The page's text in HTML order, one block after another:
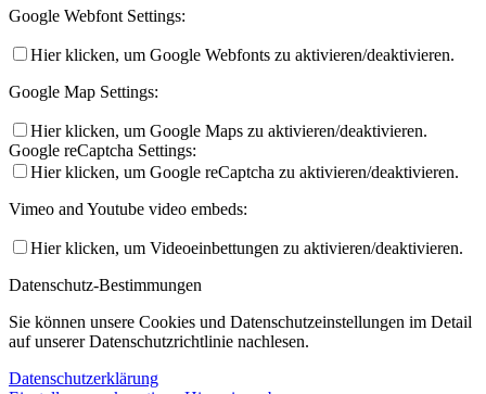
Google Webfont Settings:
Hier klicken, um Google Webfonts zu aktivieren/deaktivieren.
Google Map Settings:
Hier klicken, um Google Maps zu aktivieren/deaktivieren.
Google reCaptcha Settings:
Hier klicken, um Google reCaptcha zu aktivieren/deaktivieren.
Vimeo and Youtube video embeds:
Hier klicken, um Videoeinbettungen zu aktivieren/deaktivieren.
Datenschutz-Bestimmungen
Sie können unsere Cookies und Datenschutzeinstellungen im Detail
auf unserer Datenschutzrichtlinie nachlesen.
Datenschutzerklärung